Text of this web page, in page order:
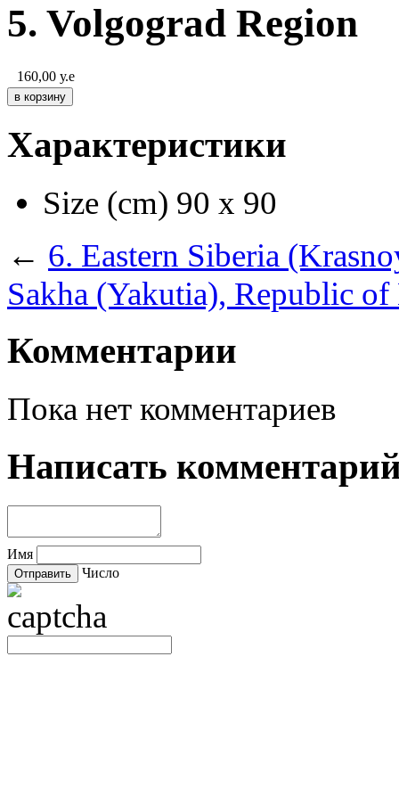
5. Volgograd Region
160,00 у.е
Характеристики
Size (cm) 90 х 90
← 6. Eastern Siberia
Sakha (Yakutia), Republic
Комментарии
Пока нет комментариев
Написать
Имя
Число